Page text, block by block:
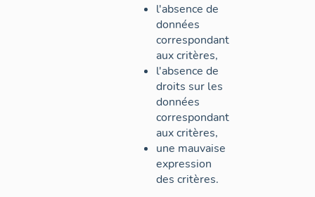
l'absence de
données
correspondant
aux critères,
l'absence de
droits sur les
données
correspondant
aux critères,
une mauvaise
expression
des critères.